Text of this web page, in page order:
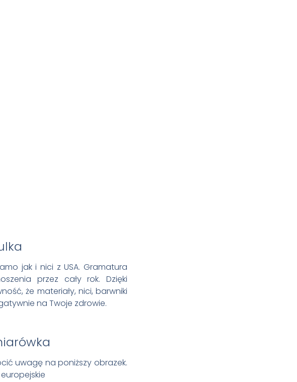
jak i nici z USA. Gramatura
przez cały rok. Dzięki
że materiały, nici, barwniki
na Twoje zdrowie.
uwagę na poniższy obrazek.